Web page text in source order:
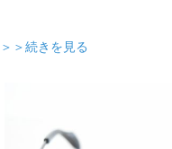
＞＞続きを見る